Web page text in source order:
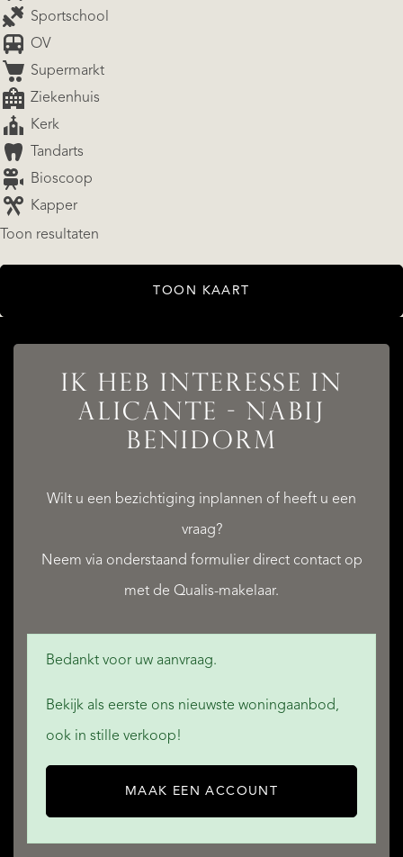
Sportschool
OV
Supermarkt
Ziekenhuis
Kerk
Tandarts
Bioscoop
Kapper
Toon resultaten
TOON KAART
IK HEB INTERESSE IN
ALICANTE - NABIJ
BENIDORM
Wilt u een bezichtiging inplannen of heeft u een
vraag?
Neem via onderstaand formulier direct contact op
met de Qualis-makelaar.
Bedankt voor uw aanvraag.
Bekijk als eerste ons nieuwste woningaanbod,
ook in stille verkoop!
MAAK EEN ACCOUNT
DIENSTEN
QUALIS INTERNATIONAL REALTY